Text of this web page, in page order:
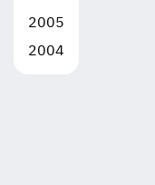
2005
2004